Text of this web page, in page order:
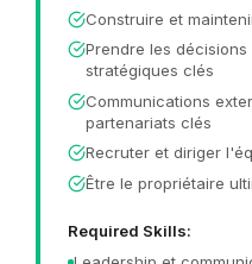
Construire et
Prendre les
stratégiques clés
Communications
partenariats clés
Recruter et diriger
Être le propriétaire
Required Skills: